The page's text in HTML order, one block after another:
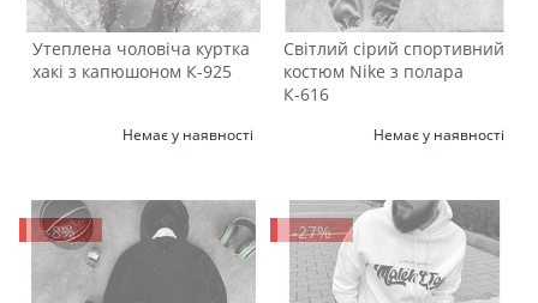
Утеплена чоловіча куртка
хакі з капюшоном К-925
Немає у наявності
Світлий сірий спортивний
костюм Nike з полара
К-616
Немає у наявності
-8% -27%